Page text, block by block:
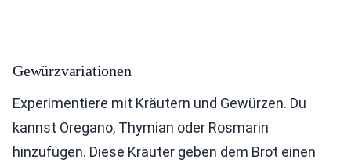
Gewürzvariationen
Experimentiere mit Kräutern und Gewürzen. Du
kannst Oregano, Thymian oder Rosmarin
hinzufügen. Diese Kräuter geben dem Brot einen